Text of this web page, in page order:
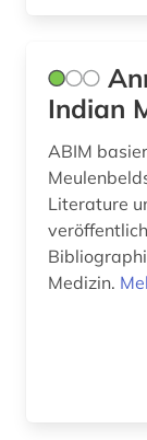
Indian
ABIM
Literature
Medizin.